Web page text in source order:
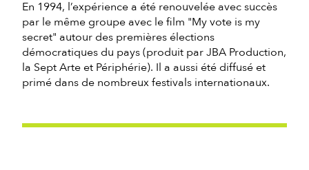
En 1994, l’expérience a été renouvelée avec succès
par le même groupe avec le film "My vote is my
secret" autour des premières élections
démocratiques du pays (produit par JBA Production,
la Sept Arte et Périphérie). Il a aussi été diffusé et
primé dans de nombreux festivals internationaux.